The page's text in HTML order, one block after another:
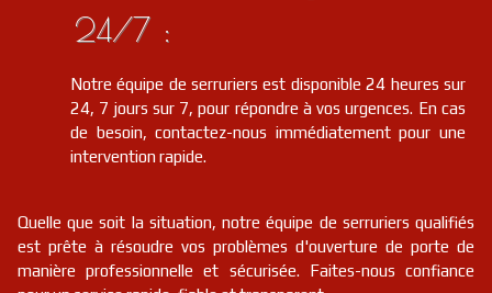
24/7 :
Notre équipe de serruriers est disponible 24 heures sur
24, 7 jours sur 7, pour répondre à vos urgences. En cas
de besoin, contactez-nous immédiatement pour une
intervention rapide.
Quelle que soit la situation, notre équipe de serruriers qualifiés
est prête à résoudre vos problèmes d'ouverture de porte de
manière professionnelle et sécurisée. Faites-nous confiance